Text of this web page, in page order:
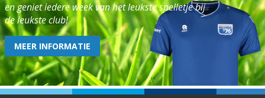
en geniet iedere week van het leukste spelletje bij
de leukste club!
MEER INFORMATIE